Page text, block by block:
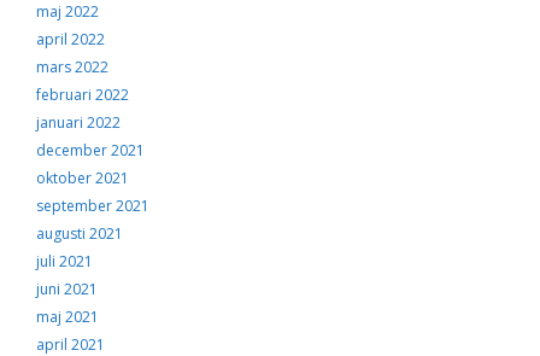
maj 2022
april 2022
mars 2022
februari 2022
januari 2022
december 2021
oktober 2021
september 2021
augusti 2021
juli 2021
juni 2021
maj 2021
april 2021